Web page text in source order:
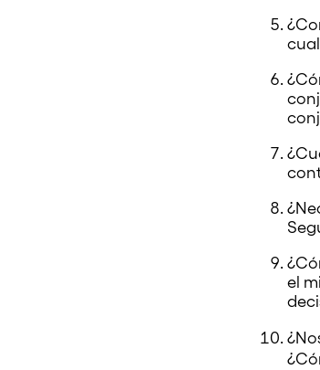
el